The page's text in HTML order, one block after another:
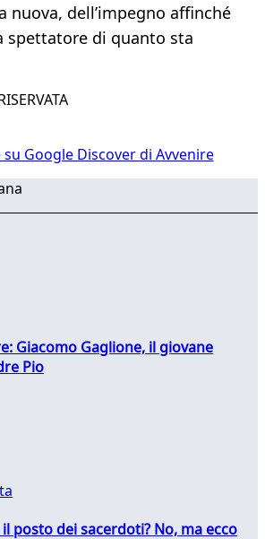
nuova, dell’impegno affinché
spettatore di quanto sta
su Google Discover di Avvenire
Giacomo Gaglione, il giovane
Pio
posto dei sacerdoti? No, ma ecco